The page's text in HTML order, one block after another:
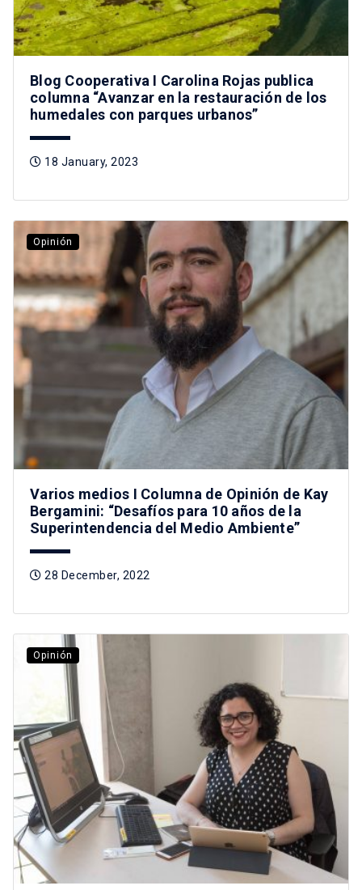
Blog Cooperativa I Carolina Rojas publica
columna “Avanzar en la restauración de los
humedales con parques urbanos”
18 January, 2023
Opinión
Varios medios I Columna de Opinión de Kay
Bergamini: “Desafíos para 10 años de la
Superintendencia del Medio Ambiente”
28 December, 2022
Opinión